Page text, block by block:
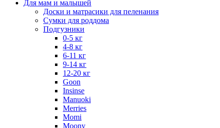
Для мам и малышей
Доски и матрасики для пеленания
Сумки для роддома
Подгузники
0-5 кг
4-8 кг
6-11 кг
9-14 кг
12-20 кг
Goon
Insinse
Manuoki
Merries
Momi
Moony